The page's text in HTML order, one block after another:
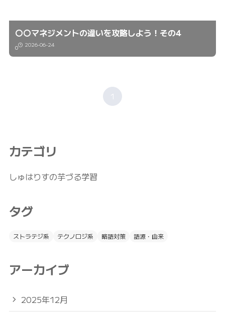
〇〇マネジメントの違いを攻略しよう！その4
0 2026-06-24
1
カテゴリ
しゅはりすの芋づる学習
タグ
ストラテジ系 テクノロジ系 略語対策 語源・由来
アーカイブ
2025年12月